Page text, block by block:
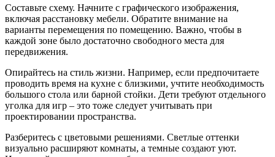
Составьте схему. Начните с графического изображения,
включая расстановку мебели. Обратите внимание на
варианты перемещения по помещению. Важно, чтобы в
каждой зоне было достаточно свободного места для
передвижения.
Опирайтесь на стиль жизни. Например, если предпочитаете
проводить время на кухне с близкими, учтите необходимость
большого стола или барной стойки. Дети требуют отдельного
уголка для игр – это тоже следует учитывать при
проектировании пространства.
Разберитесь с цветовыми решениями. Светлые оттенки
визуально расширяют комнаты, а темные создают уют.